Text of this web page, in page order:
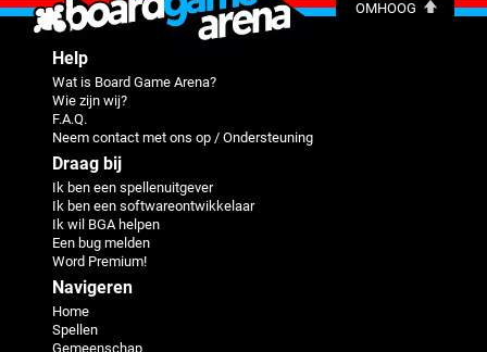
OMHOOG
Help
Wat is Board Game Arena?
Wie zijn wij?
F.A.Q.
Neem contact met ons op / Ondersteuning
Draag bij
Ik ben een spellenuitgever
Ik ben een softwareontwikkelaar
Ik wil BGA helpen
Een bug melden
Word Premium!
Navigeren
Home
Spellen
Gemeenschap